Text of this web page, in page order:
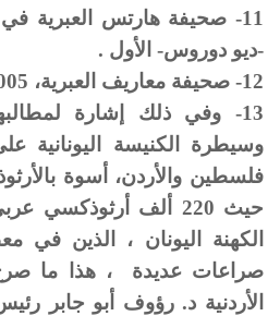
-ديو دوروس- الأول .
12- صحيفة معاريف العبرية، 18/3/2005م.
13- وفي ذلك إشارة
وسيطرة الكنيسة اليونانية
فلسطين والأردن، أسوة
الكهنة اليونان ، الذين في
صراعات عديدة ، هذا ما
الأردنية د. رؤوف أبو جابر